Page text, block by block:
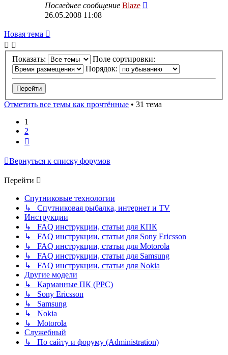
Последнее сообщение Blaze
26.05.2008 11:08
Новая тема
Показать:
Поле сортировки:
Порядок:
Отметить все темы как прочтённые • 31 тема
1
2
Вернуться к списку форумов
Перейти
Спутниковые технологии
↳ Спутниковая рыбалка, интернет и TV
Инструкции
↳ FAQ инструкции, статьи для КПК
↳ FAQ инструкции, статьи для Sony Ericsson
↳ FAQ инструкции, статьи для Motorola
↳ FAQ инструкции, статьи для Samsung
↳ FAQ инструкции, статьи для Nokia
Другие модели
↳ Карманные ПК (PPC)
↳ Sony Ericsson
↳ Samsung
↳ Nokia
↳ Motorola
Служебный
↳ По сайту и форуму (Administration)